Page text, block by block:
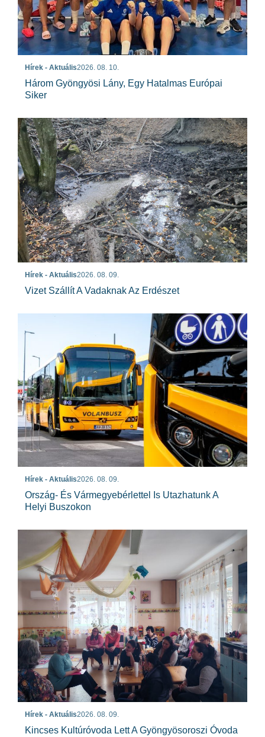
Hírek - Aktuális2026. 08. 10.
Három Gyöngyösi Lány, Egy Hatalmas Európai
Siker
Hírek - Aktuális2026. 08. 09.
Vizet Szállít A Vadaknak Az Erdészet
Hírek - Aktuális2026. 08. 09.
Ország- És Vármegyebérlettel Is Utazhatunk A
Helyi Buszokon
Hírek - Aktuális2026. 08. 09.
Kincses Kultúróvoda Lett A Gyöngyösoroszi Óvoda